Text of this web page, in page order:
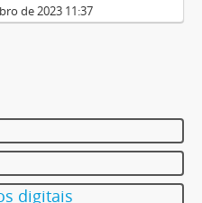
de 2023 11:37
digitais